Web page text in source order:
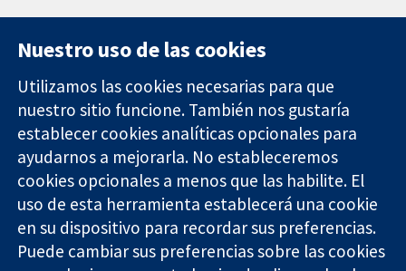
Evidencia fiable.
Decisiones
informadas.
Mejor salud.
11-13 Cavendish
Square
Londres
W1G 0AN
Reino Unido
Contacto
Noticias
Prensa
Sobre
nosotros
Empleo
Cochrane
Library
Nuestro uso de las cookies
Utilizamos las cookies necesarias para que
nuestro sitio funcione. También nos gustaría
establecer cookies analíticas opcionales para
ayudarnos a mejorarla. No estableceremos
cookies opcionales a menos que las habilite. El
uso de esta herramienta establecerá una cookie
en su dispositivo para recordar sus preferencias.
Puede cambiar sus preferencias sobre las cookies